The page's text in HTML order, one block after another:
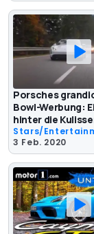
Porsches
Bowl-Werbung:
hinter die
Stars/
3 Feb. 2020